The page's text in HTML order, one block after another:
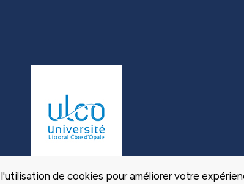
de cookies pour améliorer votre